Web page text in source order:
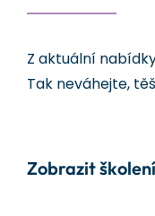
Z aktuální
Tak neváhejte,
Zobrazit